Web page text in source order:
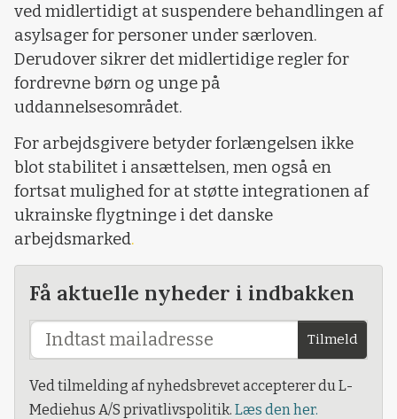
ved midlertidigt at suspendere behandlingen af
asylsager for personer under særloven.
Derudover sikrer det midlertidige regler for
fordrevne børn og unge på
uddannelsesområdet.
For arbejdsgivere betyder forlængelsen ikke
blot stabilitet i ansættelsen, men også en
fortsat mulighed for at støtte integrationen af
ukrainske flygtninge i det danske
arbejdsmarked.
Få aktuelle nyheder i indbakken
Tilmeld
Ved tilmelding af nyhedsbrevet accepterer du L-
Mediehus A/S privatlivspolitik. Læs den her.